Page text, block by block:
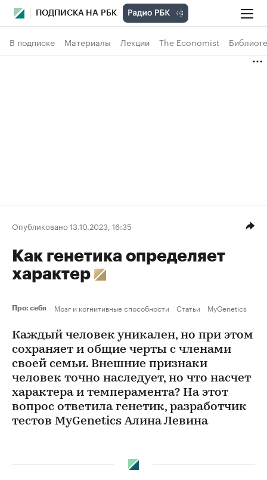
ПОДПИСКА НА РБК
В подписке Материалы Лекции The Economist
Опубликовано 13.10.2023, 16:35
Как генетика определяет
характер
Про: себя Мозг и когнитивные способности Статьи MyGenetics
Каждый человек уникален, но при этом
сохраняет и общие черты с членами
своей семьи. Внешние признаки
человек точно наследует, но что насчет
характера и темперамента? На этот
вопрос ответила генетик, разработчик
тестов MyGenetics Алина Левина